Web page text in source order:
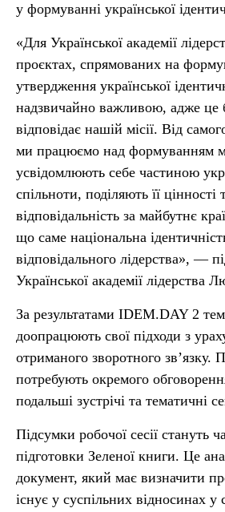
у формуванні української
«Для Української академії
проєктах, спрямованих на
утвердження української
надзвичайно важливою, адже це
відповідає нашій місії. Від
ми працюємо над формуванням
усвідомлюють себе частиною
спільноти, поділяють її цінності
відповідальність за майбутнє
що саме національна
відповідального лідерства», —
Української академії
За результатами IDEM.DAY 2
доопрацюють свої підходи з
отриманого зворотного зв’язку.
потребують окремого
подальші зустрічі та тематичні
Підсумки робочої сесії стануть
підготовки Зеленої книги. Це
документ, який має визначити
існує у суспільних відносинах у